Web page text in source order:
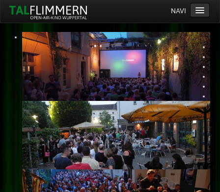
NAVI
Home
Programm
Service
Ticketinfos
Ort
Anreise
Wetter
Kinogutschein
Konzept
Archiv